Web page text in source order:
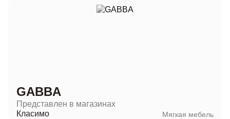
GABBA
Представлен в магазинах
Класимо
Мягкая мебель